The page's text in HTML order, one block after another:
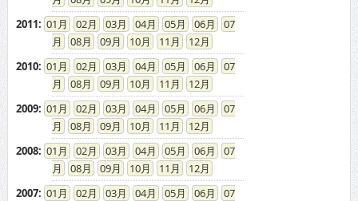
2011: 01 02 03 04 05 06
07
08
09 10 11
12
2010: 01 02 03 04 05 06
07
08
09 10 11
12
2009: 01 02 03 04 05 06
07
08
09 10 11
12
2008: 01 02 03 04 05 06
07
08
09 10 11
12
2007: 01 02 03 04 05 06
07